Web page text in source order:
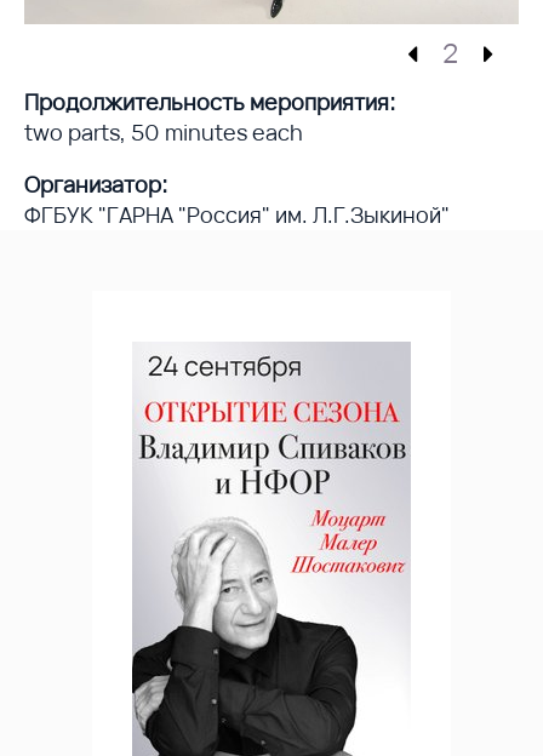
2
Продолжительность мероприятия:
two parts, 50 minutes each
Организатор:
ФГБУК "ГАРНА "Россия" им. Л.Г.Зыкиной"